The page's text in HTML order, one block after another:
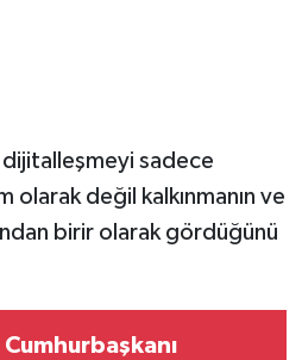
sadece
değil kalkınmanın ve
birir olarak gördüğünü
Cumhurbaşkanı